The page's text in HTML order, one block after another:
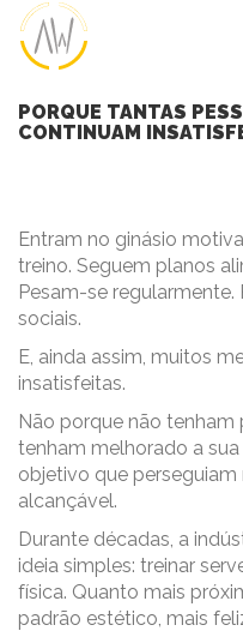
PORQUE TANTAS
CONTINUAM
Entram no ginásio
treino. Seguem planos
Pesam-se
sociais.
E, ainda assim, muitos
insatisfeitas.
Não porque não tenham
tenham melhorado a
objetivo que
alcançável.
Durante décadas, a
ideia simples: treinar
física. Quanto mais
padrão estético, mais